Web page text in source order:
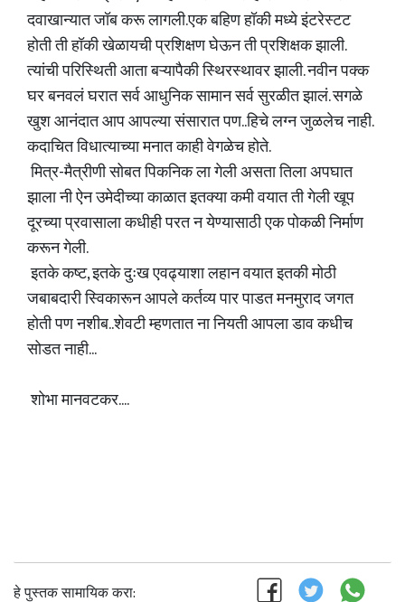
दवाखान्यात जॉब करू लागली.एक बहिण हॉकी मध्ये इंटरेस्टट
होती ती हॉकी खेळायची प्रशिक्षण घेऊन ती प्रशिक्षक झाली.
त्यांची परिस्थिती आता बऱ्यापैकी स्थिरस्थावर झाली. नवीन पक्क
घर बनवलं घरात सर्व आधुनिक सामान सर्व सुरळीत झालं. सगळे
खुश आनंदात आप आपल्या संसारात पण..हिचे लग्न जुळलेच नाही.
कदाचित विधात्याच्या मनात काही वेगळेच होते.
​ मित्र-मैत्रीणी सोबत पिकनिक ला गेली असता तिला अपघात
झाला नी ऐन उमेदीच्या काळात इतक्या कमी वयात ती गेली खूप
दूरच्या प्रवासाला कधीही परत न येण्यासाठी एक पोकळी निर्माण
करून गेली.
​ इतके कष्ट, इतके दुःख एवढ्याशा लहान वयात इतकी मोठी
जबाबदारी स्विकारून आपले कर्तव्य पार पाडत मनमुराद जगत
होती पण नशीब..शेवटी म्हणतात ना नियती आपला डाव कधीच
सोडत नाही...
​ शोभा मानवटकर....
हे पुस्तक सामायिक करा: